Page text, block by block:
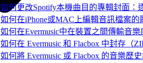
如何更改Spotify本機曲目的專輯封面：
如何在iPhone或MAC上編輯音訊檔案的
如何在Evermusic中在裝置之間傳輸音
如何在 Evermusic 和 Flacbox 中封存（
如何將 Evermusic 或 Flacbox 的音樂歷